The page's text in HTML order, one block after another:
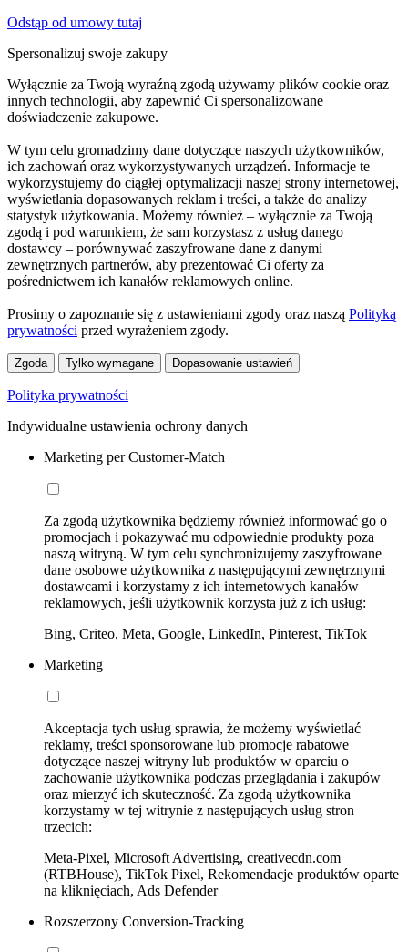
Odstąp od umowy tutaj
Spersonalizuj swoje zakupy
Wyłącznie za Twoją wyraźną zgodą używamy plików cookie oraz
innych technologii, aby zapewnić Ci spersonalizowane
doświadczenie zakupowe.
W tym celu gromadzimy dane dotyczące naszych użytkowników,
ich zachowań oraz wykorzystywanych urządzeń. Informacje te
wykorzystujemy do ciągłej optymalizacji naszej strony internetowej,
wyświetlania dopasowanych reklam i treści, a także do analizy
statystyk użytkowania. Możemy również – wyłącznie za Twoją
zgodą i pod warunkiem, że sam korzystasz z usług danego
dostawcy – porównywać zaszyfrowane dane z danymi
zewnętrznych partnerów, aby prezentować Ci oferty za
pośrednictwem ich kanałów reklamowych online.
Prosimy o zapoznanie się z ustawieniami zgody oraz naszą Polityką
prywatności przed wyrażeniem zgody.
Zgoda Tylko wymagane Dopasowanie ustawień
Polityka prywatności
Indywidualne ustawienia ochrony danych
Marketing per Customer-Match
Za zgodą użytkownika będziemy również informować go o
promocjach i pokazywać mu odpowiednie produkty poza
naszą witryną. W tym celu synchronizujemy zaszyfrowane
dane osobowe użytkownika z następującymi zewnętrznymi
dostawcami i korzystamy z ich internetowych kanałów
reklamowych, jeśli użytkownik korzysta już z ich usług:
Bing, Criteo, Meta, Google, LinkedIn, Pinterest, TikTok
Marketing
Akceptacja tych usług sprawia, że możemy wyświetlać
reklamy, treści sponsorowane lub promocje rabatowe
dotyczące naszej witryny lub produktów w oparciu o
zachowanie użytkownika podczas przeglądania i zakupów
oraz mierzyć ich skuteczność. Za zgodą użytkownika
korzystamy w tej witrynie z następujących usług stron
trzecich:
Meta-Pixel, Microsoft Advertising, creativecdn.com
(RTBHouse), TikTok Pixel, Rekomendacje produktów oparte
na kliknięciach, Ads Defender
Rozszerzony Conversion-Tracking